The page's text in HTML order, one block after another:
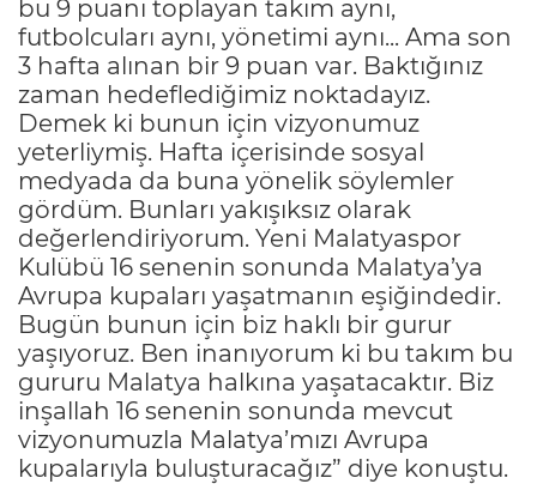
bu 9 puanı toplayan takım aynı,
futbolcuları aynı, yönetimi aynı... Ama son
3 hafta alınan bir 9 puan var. Baktığınız
zaman hedeflediğimiz noktadayız.
Demek ki bunun için vizyonumuz
yeterliymiş. Hafta içerisinde sosyal
medyada da buna yönelik söylemler
gördüm. Bunları yakışıksız olarak
değerlendiriyorum. Yeni Malatyaspor
Kulübü 16 senenin sonunda Malatya’ya
Avrupa kupaları yaşatmanın eşiğindedir.
Bugün bunun için biz haklı bir gurur
yaşıyoruz. Ben inanıyorum ki bu takım bu
gururu Malatya halkına yaşatacaktır. Biz
inşallah 16 senenin sonunda mevcut
vizyonumuzla Malatya’mızı Avrupa
kupalarıyla buluşturacağız” diye konuştu.